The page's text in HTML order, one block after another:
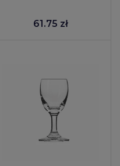
61.75 zł